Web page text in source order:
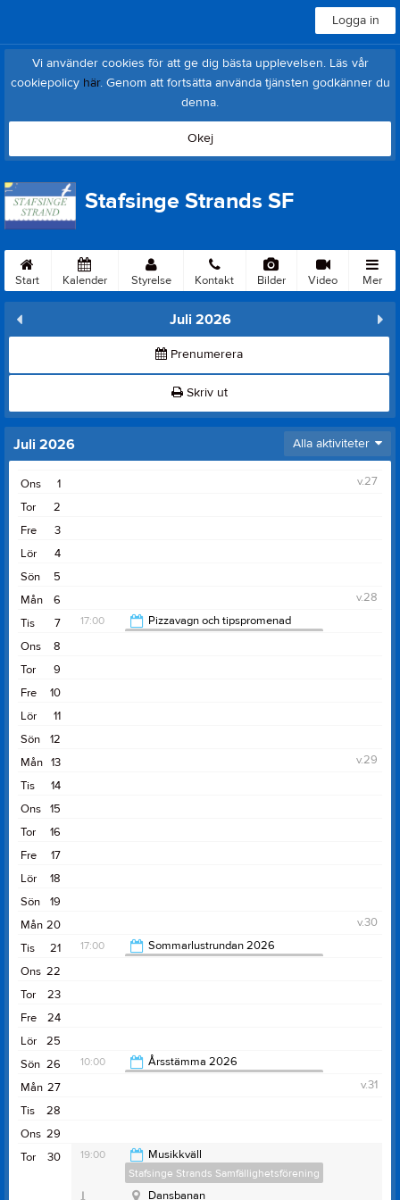
Logga in
Vi använder cookies för att ge dig bästa upplevelsen. Läs vår
cookiepolicy här. Genom att fortsätta använda tjänsten godkänner du
denna.
Okej
Stafsinge Strands SF
Start Kalender Styrelse Kontakt Bilder Video Mer
Juli 2026
Prenumerera
Skriv ut
Juli 2026 Alla aktiviteter
1
Ons
v.27
2
Tor
3
Fre
4
Lör
5
Sön
6
Mån
v.28
7
Tis 17:00
Pizzavagn och tipspromenad
8
Ons
9
Tor
10
Fre
11
Lör
12
Sön
13
Mån
v.29
14
Tis
15
Ons
16
Tor
17
Fre
18
Lör
19
Sön
20
Mån
v.30
21
Tis 17:00
Sommarlustrundan 2026
22
Ons
23
Tor
24
Fre
25
Lör
26
Sön 10:00
Årsstämma 2026
27
Mån
v.31
28
Tis
29
Ons
30
Tor 19:00
Musikkväll
Stafsinge Strands Samfällighetsförening
Dansbanan